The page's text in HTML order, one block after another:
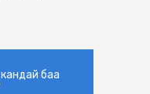
баа